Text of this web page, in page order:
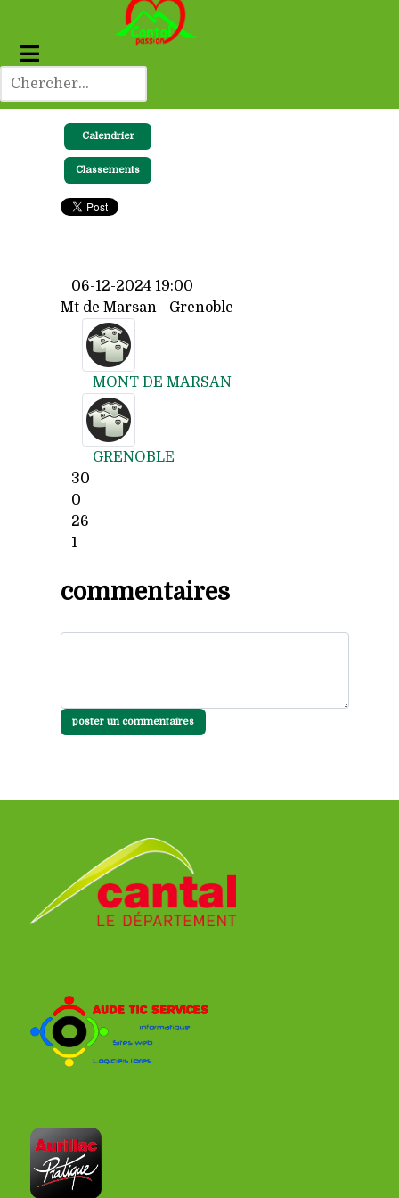
Calendrier
Classements
06-12-2024 19:00
Mt de Marsan - Grenoble
MONT DE MARSAN
GRENOBLE
30
0
26
1
commentaires
poster un commentaires